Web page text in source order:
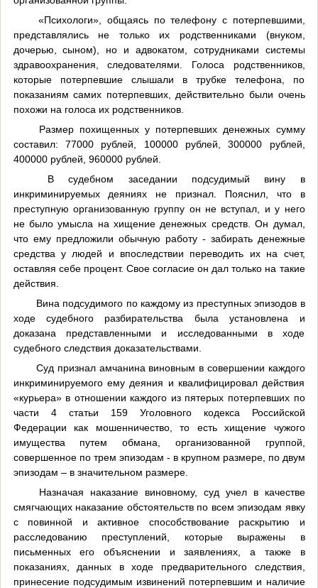
«Психологи», общаясь по телефону с потерпевшими,
представлялись не только их родственниками (внуком,
дочерью, сыном), но и адвокатом, сотрудниками системы
здравоохранения, следователями. Голоса родственников,
которые потерпевшие слышали в трубке телефона, по
показаниям самих потерпевших, действительно были очень
похожи на голоса их родственников.
Размер похищенных у потерпевших денежных сумму
составил: 77000 рублей, 100000 рублей, 300000 рублей,
400000 рублей, 960000 рублей.
В судебном заседании подсудимый вину в
инкриминируемых деяниях не признал. Пояснил, что в
преступную организованную группу он не вступал, и у него
не было умысла на хищение денежных средств. Он думал,
что ему предложили обычную работу - забирать денежные
средства у людей и впоследствии переводить их на счет,
оставляя себе процент. Свое согласие он дал только на такие
действия.
Вина подсудимого по каждому из преступных эпизодов в
ходе судебного разбирательства была установлена и
доказана представленными и исследованными в ходе
судебного следствия доказательствами.
Суд признал амчанина виновным в совершении каждого
инкриминируемого ему деяния и квалифицировал действия
«курьера» в отношении каждого из пятерых потерпевших по
части 4 статьи 159 Уголовного кодекса Российской
Федерации как мошенничество, то есть хищение чужого
имущества путем обмана, организованной группой,
совершенное по трем эпизодам - в крупном размере, по двум
эпизодам – в значительном размере.
Назначая наказание виновному, суд учел в качестве
смягчающих наказание обстоятельств по всем эпизодам явку
с повинной и активное способствование раскрытию и
расследованию преступлений, которые выражены в
письменных его объяснении и заявлениях, а также в
показаниях, данных в ходе предварительного следствия,
принесение подсудимым извинений потерпевшим и наличие